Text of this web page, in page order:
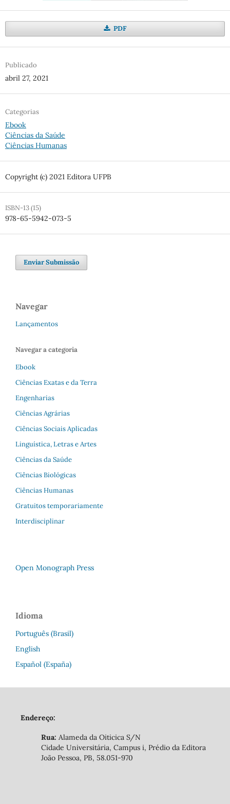
PDF
Publicado
abril 27, 2021
Categorias
Ebook
Ciências da Saúde
Ciências Humanas
Copyright (c) 2021 Editora UFPB
ISBN-13 (15)
978-65-5942-073-5
Enviar Submissão
Navegar
Lançamentos
Navegar a categoria
Ebook
Ciências Exatas e da Terra
Engenharias
Ciências Agrárias
Ciências Sociais Aplicadas
Linguística, Letras e Artes
Ciências da Saúde
Ciências Biológicas
Ciências Humanas
Gratuitos temporariamente
Interdisciplinar
Open Monograph Press
Idioma
Português (Brasil)
English
Español (España)
Endereço:
Rua: Alameda da Oiticica S/N
Cidade Universitária, Campus i, Prédio da Editora
João Pessoa, PB, 58.051-970